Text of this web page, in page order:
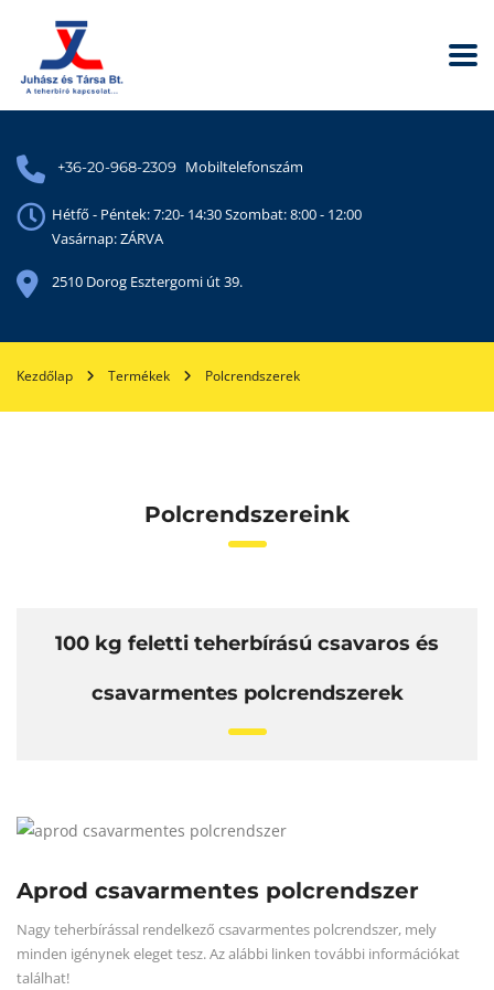
+36-20-968-2309 Mobiltelefonszám
Hétfő - Péntek: 7:20- 14:30 Szombat: 8:00 - 12:00
Vasárnap: ZÁRVA
2510 Dorog Esztergomi út 39.
Kezdőlap Termékek Polcrendszerek
Polcrendszereink
100 kg feletti teherbírású csavaros és
csavarmentes polcrendszerek
Aprod csavarmentes polcrendszer
Nagy teherbírással rendelkező csavarmentes polcrendszer, mely
minden igénynek eleget tesz. Az alábbi linken további információkat
találhat!